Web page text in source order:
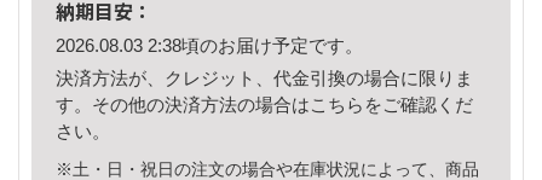
納期目安：
2026.08.03 2:38頃のお届け予定です。
決済方法が、クレジット、代金引換の場合に限りま
す。その他の決済方法の場合はこちら をご確認くだ
さい。
※土・日・祝日の注文の場合や在庫状況によって、商品